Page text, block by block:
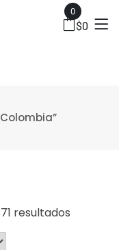
0
$0
resultados